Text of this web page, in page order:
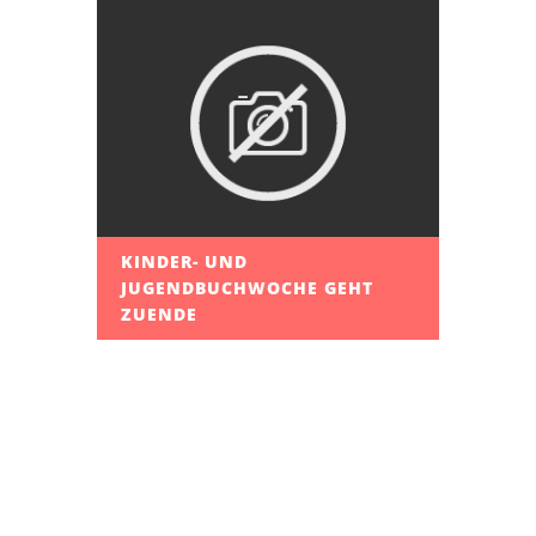
KINDER- UND
JUGENDBUCHWOCHE GEHT
ZUENDE